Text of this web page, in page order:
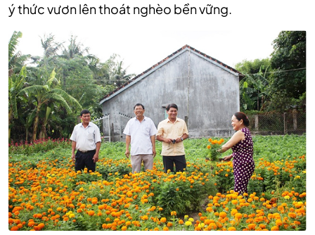
ý thức vươn lên thoát nghèo bền vững.